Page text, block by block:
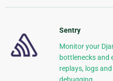
Sentry
Monitor your
bottlenecks and
replays, logs